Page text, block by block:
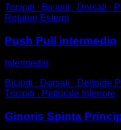
Tricipiti ∙ Bicipiti ∙ Dorsali ∙
Rotatori Esterni
Push Pull intermedio
Intermedio
Bicipiti ∙ Dorsali ∙ Deltoide
Tricipiti ∙ Pettorale Inferiore
Ginoris Spinta